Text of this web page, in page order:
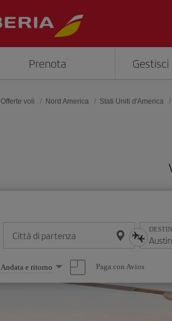
Prenota
Offerte voli Nord America Stati Uniti d'America
Città di partenza
Seleziona
un'opzione
Andata e ritorno Paga con Avios